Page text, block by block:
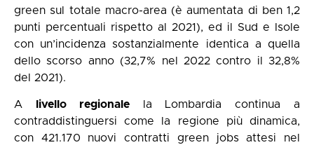
green sul totale macro-area (è aumentata di ben 1,2
punti percentuali rispetto al 2021), ed il Sud e Isole
con un’incidenza sostanzialmente identica a quella
dello scorso anno (32,7% nel 2022 contro il 32,8%
del 2021).
A livello regionalela Lombardia continua a
contraddistinguersi come la regione più dinamica,
con 421.170 nuovi contratti green jobs attesi nel